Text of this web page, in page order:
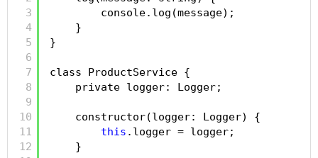
3
4
5
6
7
8
9
10
11
12
console.log(message);
}
}
class ProductService {
private logger: Logger;
constructor(logger: Logger) {
this .logger = logger;
}